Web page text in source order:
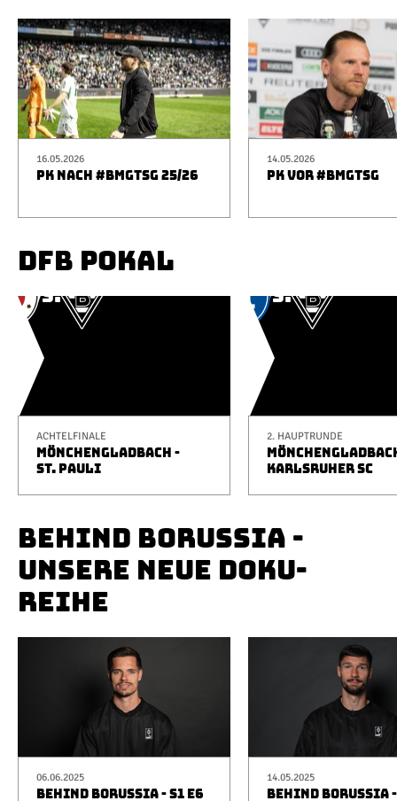
16.05.2026
PK NACH #BMGTSG 25/26
14.05.2026
PK VOR #BMGTSG
DFB POKAL
ACHTELFINALE
MÖNCHENGLADBACH -
ST. PAULI
2. HAUPTRUNDE
KARLSRUHER SC
BEHIND BORUSSIA -
UNSERE NEUE DOKU-
REIHE
06.06.2025
BEHIND BORUSSIA - S1 E6
14.05.2025
BEHIND BORUSSIA